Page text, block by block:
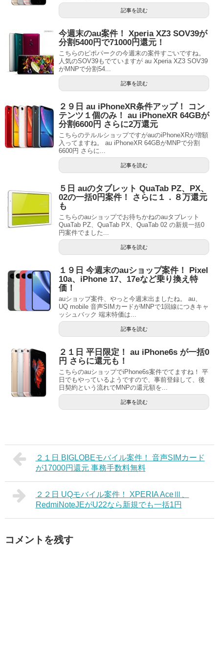
記事を読む
今週末のau案件！ Xperia XZ3 SOV39が
分割5400円で71000円還元！
こちらのピポパークの今週末の案件すごいですね。
人気のSOV39もでていますが au Xperia XZ3 SOV39
がMNPで分割54...
記事を読む
２９日 au iPhoneXR条件アップ！ コン
テンツ１個のみ！ au iPhoneXR 64GBが
分割6600円 さらに2万還元
こちらのテルルショップですがauのiPhoneXRが増額
入ってますね。 au iPhoneXR 64GBがMNPで分割
6600円 さらに...
記事を読む
５日 auのタブレット QuaTab PZ、PX、
02の一括0円案件！ さらに１．８万還元
も
こちらのauショップでお待ちかねのauタブレット
QuaTab PZ、QuaTab PX、QuaTab 02 の新規一括0
円案件でました...
記事を読む
１９日 今週末のauショップ案件！ Pixel
10a、iPhone 17、17eなど乗り換え特
価！
auショップ案件、やっと今週末出ましたね。 au、
UQ mobile 音声SIMカードがMNPで1回線につきキャ
ッシュバック 端末特価は...
記事を読む
２１日 平日限定！ au iPhone6s が一括0
円 さらに還元も！
こちらのauショップでiPhone6s案件でてますね！ 平
日でもやっているようですので、事前登録して、後
日契約という流れでMNPの還元額を...
記事を読む
２１日 BIGLOBEモバイル案件！ 音声SIMカード
が17000円還元 事務手数料無料
２２日 UQモバイル案件！ XPERIA AceⅢ、
RedmiNoteJEがU22なら新規でも一括1円
コメントを残す